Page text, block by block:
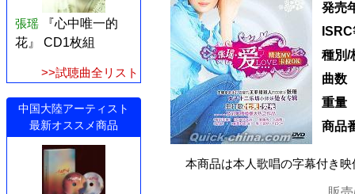
張瑶
『心中唯一的
花』 CD1枚組
>>試聴曲全リスト
中国大陸アーティスト
最新オススメ商品
発売
種別/
曲数
重量
商品
本商品は本人歌唱の字幕付き